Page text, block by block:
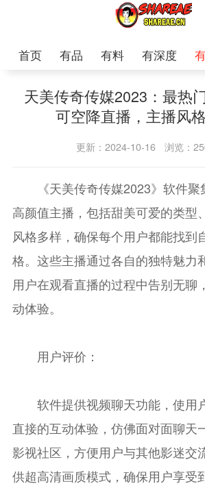
首页 有品 有料 有深度
天美传奇传媒2023：最热
可空降直播，主播风
更新：2024-10-16 浏览：
《天美传奇传媒2023》软件聚
高颜值主播，包括甜美可爱的类型
风格多样，确保每个用户都能找到
格。这些主播通过各自的独特魅力
用户在观看直播的过程中告别无聊
动体验。
用户评价：
软件提供视频聊天功能，使用
直接的互动体验，仿佛面对面聊天
影视社区，方便用户与其他影迷交
供超高清画质模式，确保用户享受